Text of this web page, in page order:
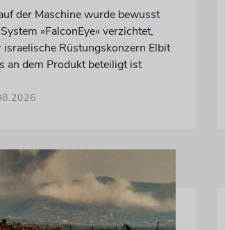
der Maschine wurde bewusst
»FalconEye« verzichtet,
israelische Rüstungskonzern Elbit
an dem Produkt beteiligt ist